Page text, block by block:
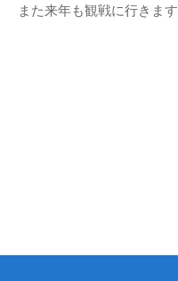
また来年も観戦に行きます